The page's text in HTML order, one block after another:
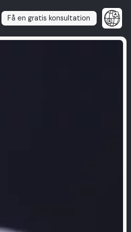
Få en gratis konsultation